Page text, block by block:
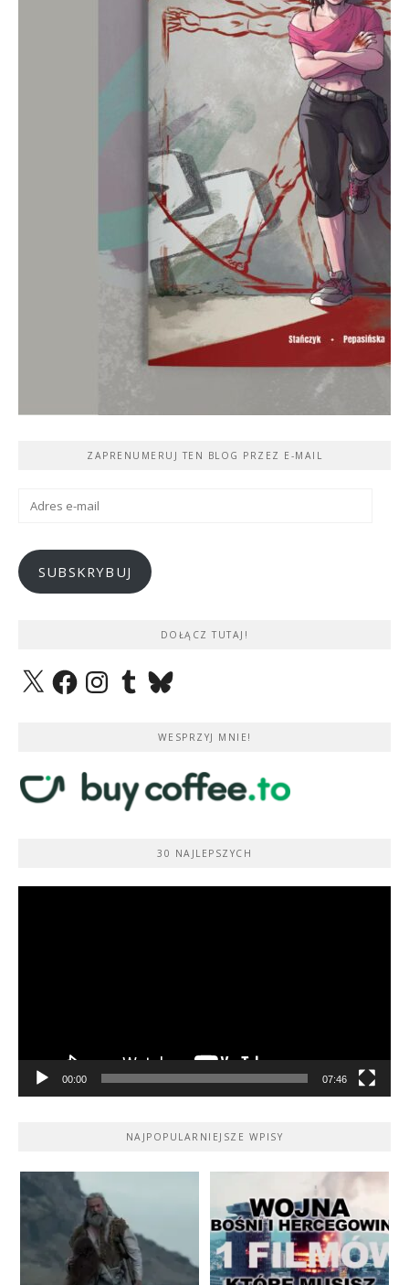
ZAPRENUMERUJ TEN BLOG PRZEZ E-MAIL
Adres
SUBSKRYBUJ
DOŁĄCZ TUTAJ!
X FacebookInstagramTumblrBluesky
WESPRZYJ MNIE!
30 NAJLEPSZYCH
00:00 07:46
NAJPOPULARNIEJSZE WPISY